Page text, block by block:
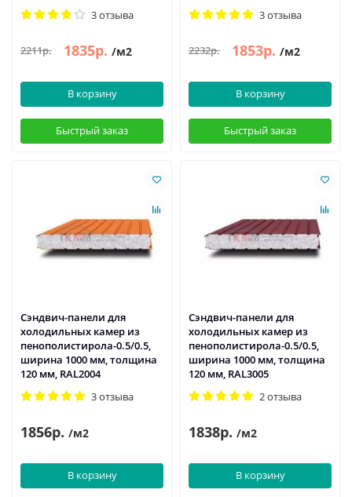
3 отзыва
2211р. 1835р. /м2
В корзину
Быстрый заказ
3 отзыва
2232р. 1853р. /м2
В корзину
Быстрый заказ
Сэндвич-панели для
холодильных камер из
пенополистирола-0.5/0.5,
ширина 1000 мм, толщина
120 мм, RAL2004
3 отзыва
1856р. /м2
В корзину
Сэндвич-панели для
холодильных камер из
пенополистирола-0.5/0.5,
ширина 1000 мм, толщина
120 мм, RAL3005
2 отзыва
1838р. /м2
В корзину